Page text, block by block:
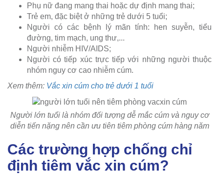
Phụ nữ đang mang thai hoặc dự định mang thai;
Trẻ em, đặc biệt ở những trẻ dưới 5 tuổi;
Người có các bệnh lý mãn tính: hen suyễn, tiểu
đường, tim mạch, ung thư,...
Người nhiễm HIV/AIDS;
Người có tiếp xúc trực tiếp với những người thuộc
nhóm nguy cơ cao nhiễm cúm.
Xem thêm: Vắc xin cúm cho trẻ dưới 1 tuổi
Người lớn tuổi là nhóm đối tượng dễ mắc cúm và nguy cơ
diễn tiến nặng nên cần ưu tiên tiêm phòng cúm hàng năm
Các trường hợp chống chỉ
định tiêm vắc xin cúm?